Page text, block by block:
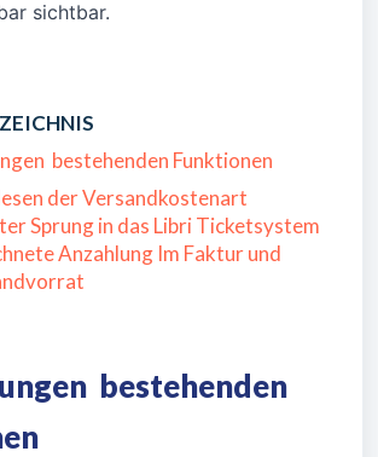
sichtbar.
bestehenden Funktionen
der Versandkostenart
Sprung in das Libri Ticketsystem
Anzahlung Im Faktur und
bestehenden